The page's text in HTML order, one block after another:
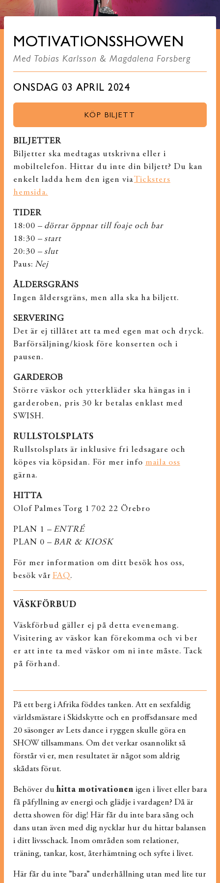
MOTIVATIONSSHOWEN
Med Tobias Karlsson & Magdalena Forsberg
ONSDAG 03 APRIL 2024
KÖP BILJETT
BILJETTER
Biljetter ska medtagas utskrivna eller i
mobiltelefon. Hittar du inte din biljett? Du kan
enkelt ladda hem den igen viaTicksters
hemsida.
TIDER
18:00 – dörrar öppnar till foaje och bar
18:30 – start
20:30 – slut
Paus: Nej
ÅLDERSGRÄNS
Ingen åldersgräns, men alla ska ha biljett.
SERVERING
Det är ej tillåtet att ta med egen mat och dryck.
Barförsäljning/kiosk före konserten och i
pausen.
GARDEROB
Större väskor och ytterkläder ska hängas in i
garderoben, pris 30 kr betalas enklast med
SWISH.
RULLSTOLSPLATS
Rullstolsplats är inklusive fri ledsagare och
köpes via köpsidan. För mer info maila oss
gärna.
HITTA
Olof Palmes Torg 1 702 22 Örebro
PLAN 1 – ENTRÉ
PLAN 0 – BAR & KIOSK
För mer information om ditt besök hos oss,
besök vår FAQ.
VÄSKFÖRBUD
Väskförbud gäller ej på detta evenemang.
Visitering av väskor kan förekomma och vi ber
er att inte ta med väskor om ni inte måste. Tack
på förhand.
På ett berg i Afrika föddes tanken. Att en sexfaldig
världsmästare i Skidskytte och en proffsdansare med
20 säsonger av Lets dance i ryggen skulle göra en
SHOW tillsammans. Om det verkar osannolikt så
förstår vi er, men resultatet är något som aldrig
skådats förut.
Behöver du hitta motivationen igen i livet eller bara
få påfyllning av energi och glädje i vardagen? Då är
detta showen för dig! Här får du inte bara sång och
dans utan även med dig nycklar hur du hittar balansen
i ditt livsschack. Inom områden som relationer,
träning, tankar, kost, återhämtning och syfte i livet.
Här får du inte ”bara” underhållning utan med lite tur